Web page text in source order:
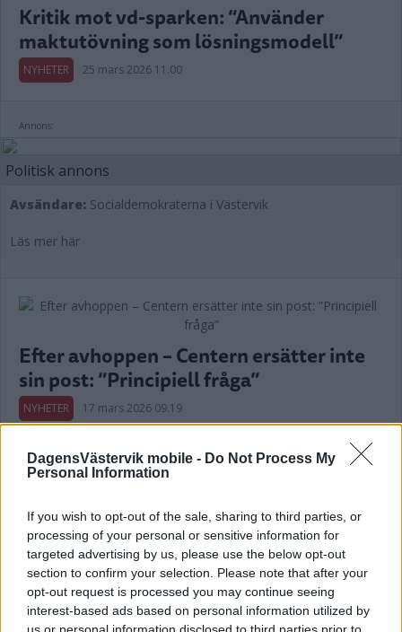
DagensVästervik mobile - Do Not Process My
Personal Information
If you wish to opt-out of the sale, sharing to third parties, or
processing of your personal or sensitive information for
targeted advertising by us, please use the below opt-out
section to confirm your selection. Please note that after your
opt-out request is processed you may continue seeing
interest-based ads based on personal information utilized by
Kritik mot vd-sparken: ”Använder
maktutövning som lösningsmodell”
NYHETER 25 mars 2026 11.00
Annons:
Politisk annons
Avsändare: Socialdemokraterna i Västervik
Läs mer här
Efter avhoppen – Centern ersätter inte
sin post: ”Principiell fråga”
NYHETER 17 mars 2026 09.19
samverkansproblem"
NYHETER 11 mars 2026 16.26
Annons: